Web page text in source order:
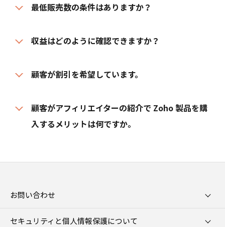
最低販売数の条件はありますか？
収益はどのように確認できますか？
顧客が割引を希望しています。
顧客がアフィリエイターの紹介で Zoho 製品を購
入するメリットは何ですか。
お問い合わせ
セキュリティと個人情報保護について